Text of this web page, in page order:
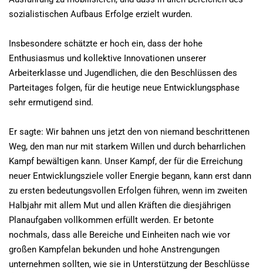
sozialistischen Aufbaus Erfolge erzielt wurden.
Insbesondere schätzte er hoch ein, dass der hohe
Enthusiasmus und kollektive Innovationen unserer
Arbeiterklasse und Jugendlichen, die den Beschlüssen des
Parteitages folgen, für die heutige neue Entwicklungsphase
sehr ermutigend sind.
Er sagte: Wir bahnen uns jetzt den von niemand beschrittenen
Weg, den man nur mit starkem Willen und durch beharrlichen
Kampf bewältigen kann. Unser Kampf, der für die Erreichung
neuer Entwicklungsziele voller Energie begann, kann erst dann
zu ersten bedeutungsvollen Erfolgen führen, wenn im zweiten
Halbjahr mit allem Mut und allen Kräften die diesjährigen
Planaufgaben vollkommen erfüllt werden. Er betonte
nochmals, dass alle Bereiche und Einheiten nach wie vor
großen Kampfelan bekunden und hohe Anstrengungen
unternehmen sollten, wie sie in Unterstützung der Beschlüsse